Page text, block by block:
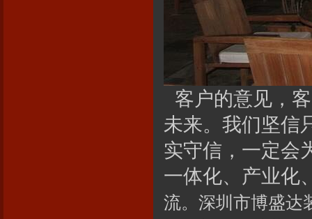
客户的意见，
未来。我们坚信
实守信，一定会
一体化、产业化
流。深圳市博盛达